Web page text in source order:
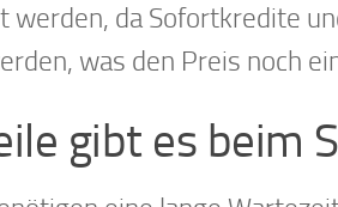
werden, da Sofortkredite
was den Preis noch
gibt es beim